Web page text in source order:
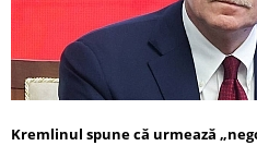
Kremlinul spune că urmează